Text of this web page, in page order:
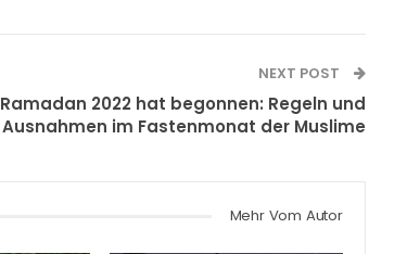
NEXT POST
Ramadan 2022 hat begonnen: Regeln und
Ausnahmen im Fastenmonat der Muslime
Mehr Vom Autor